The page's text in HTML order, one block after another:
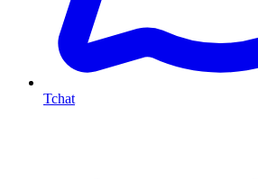
Tchat